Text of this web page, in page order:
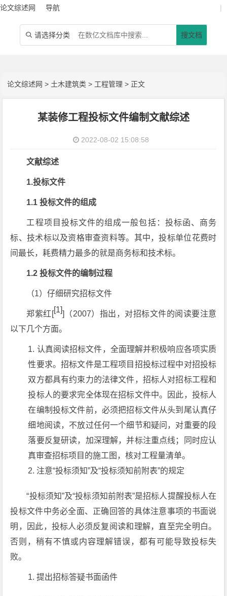
论文综述网 导航 |
 请选择分类 搜文档
论文综述网 > 土木建筑类 > 工程管理 > 正文
某装修工程投标文件编制文献综述
2022-08-02 15:08:58
文献综述
1.投标文件
1.1 投标文件的组成
工程项目投标文件的组成一般包括：投标函、商务
标、技术标以及资格审查资料等。其中，投标单位花费时
间最长，耗费精力最多的就是商务标和技术标。
1.2 投标文件的编制过程
（1）仔细研究招标文件
郑紫红[[1]]（2007）指出，对招标文件的阅读要注意
以下几个方面。
认真阅读招标文件，全面理解并积极响应各项实质
性要求。招标文件是工程项目招投标过程中对招投标
双方都具有约束力的法律文件，招标人对招标工程和
投标人的要求完全体现在招标文件中。因此，投标人
在编制投标文件前，必须把招标文件从头到尾认真仔
细地阅读，不放过任何一个细节和疑问，对重要的段
落要反复研读，加深理解，并标注重点线；同时应认
真审查招标项目的施工图，核对工程量清单。
注意“投标须知”及“投标须知前附表”的规定
“投标须知”及“投标须知前附表”是招标人提醒投标人在
投标文件中务必全面、正确回答的具体注意事项的书面说
明，因此，投标人必须反复阅读和理解，直至完全明白。
否则，稍有不慎或内容理解错误，都有可能导致投标失
败。
提出招标答疑书面函件